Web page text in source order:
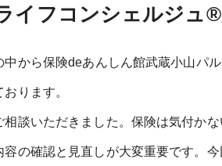
イフコンシェルジュ
から保険deあんしん館武蔵小山パ
ります。
談いただきました。保険は気付か
の確認と見直しが大変重要です。